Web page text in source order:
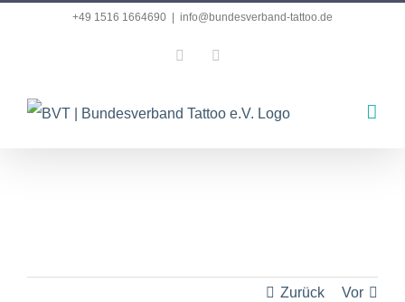
+49 1516 1664690 info@bundesverband-tattoo.de
Facebook
Zurück Vor